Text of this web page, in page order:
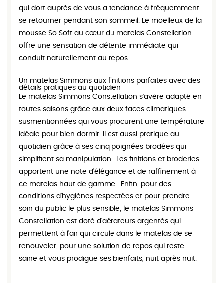
qui dort auprès de vous a tendance à fréquemment
se retourner pendant son sommeil. Le moelleux de la
mousse So Soft au cœur du matelas Constellation
offre une sensation de détente immédiate qui
conduit naturellement au repos.
Un matelas Simmons aux finitions parfaites avec des
détails pratiques au quotidien
Le matelas Simmons Constellation s'avère adapté en
toutes saisons grâce aux deux faces climatiques
susmentionnées qui vous procurent une température
idéale pour bien dormir. Il est aussi pratique au
quotidien grâce à ses cinq poignées brodées qui
simplifient sa manipulation. Les finitions et broderies
apportent une note d'élégance et de raffinement à
ce matelas haut de gamme . Enfin, pour des
conditions d'hygiènes respectées et pour prendre
soin du public le plus sensible, le matelas Simmons
Constellation est doté d'aérateurs argentés qui
permettent à l'air qui circule dans le matelas de se
renouveler, pour une solution de repos qui reste
saine et vous prodigue ses bienfaits, nuit après nuit.